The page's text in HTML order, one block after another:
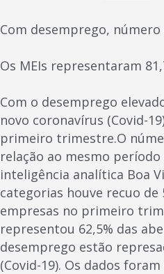
Com desemprego,
Os MEIs representaram
Com o desemprego
novo coronavírus (Covid-
primeiro trimestre.O
relação ao mesmo
inteligência analítica Boa
categorias houve recuo de
empresas no primeiro
representou 62,5% das
desemprego estão
(Covid-19). Os dados